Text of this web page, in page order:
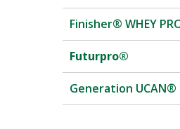
Finisher® WHEY
Futurpro®
Generation UCAN®